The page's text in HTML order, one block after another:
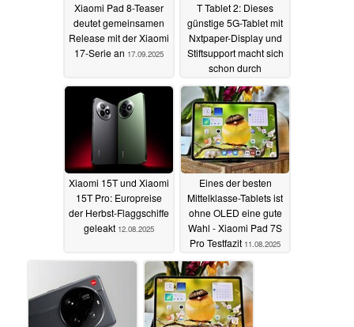
Xiaomi Pad 8-Teaser
deutet gemeinsamen
Release mit der Xiaomi
17-Serie an 17.09.2025
T Tablet 2: Dieses
günstige 5G-Tablet mit
Nxtpaper-Display und
Stiftsupport macht sich
schon durch
Perplexity-Abo bezahlt
14.08.2025
Xiaomi 15T und Xiaomi
15T Pro: Europreise
der Herbst-Flaggschiffe
geleakt 12.08.2025
Eines der besten
Mittelklasse-Tablets ist
ohne OLED eine gute
Wahl - Xiaomi Pad 7S
Pro Testfazit 11.08.2025